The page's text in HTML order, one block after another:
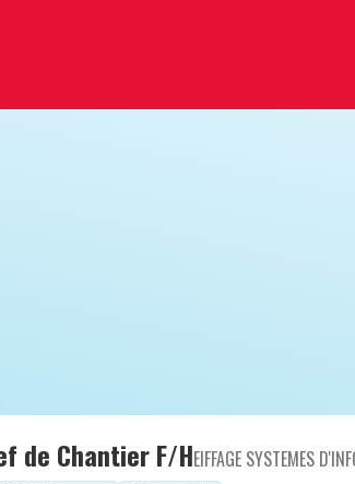
de Chantier F/HEIFFAGE SYSTEMES